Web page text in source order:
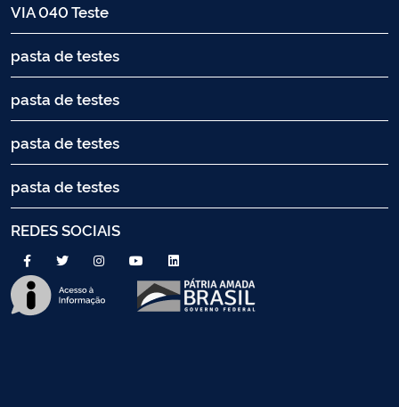
VIA 040 Teste
pasta de testes
pasta de testes
pasta de testes
pasta de testes
REDES SOCIAIS